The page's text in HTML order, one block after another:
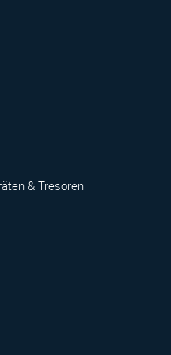
& Tresoren